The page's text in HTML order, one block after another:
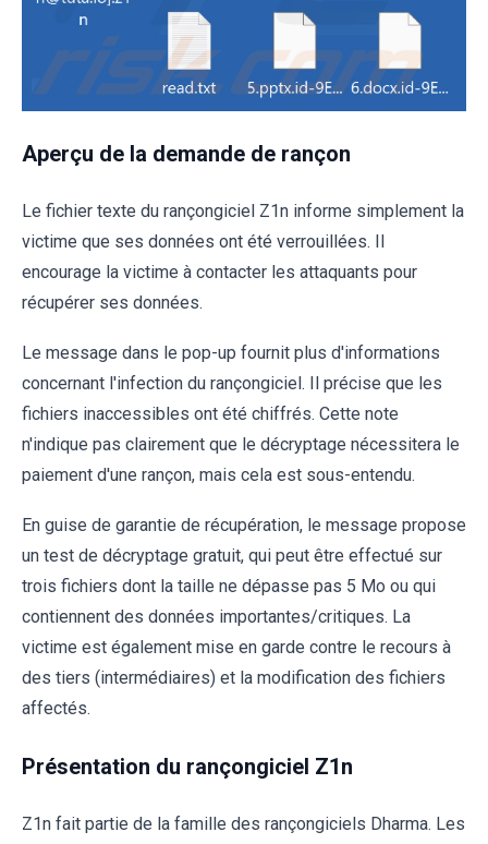
Aperçu de la demande de rançon
Le fichier texte du rançongiciel Z1n informe simplement la
victime que ses données ont été verrouillées. Il
encourage la victime à contacter les attaquants pour
récupérer ses données.
Le message dans le pop-up fournit plus d'informations
concernant l'infection du rançongiciel. Il précise que les
fichiers inaccessibles ont été chiffrés. Cette note
n'indique pas clairement que le décryptage nécessitera le
paiement d'une rançon, mais cela est sous-entendu.
En guise de garantie de récupération, le message propose
un test de décryptage gratuit, qui peut être effectué sur
trois fichiers dont la taille ne dépasse pas 5 Mo ou qui
contiennent des données importantes/critiques. La
victime est également mise en garde contre le recours à
des tiers (intermédiaires) et la modification des fichiers
affectés.
Présentation du rançongiciel Z1n
Z1n fait partie de la famille des rançongiciels Dharma. Les